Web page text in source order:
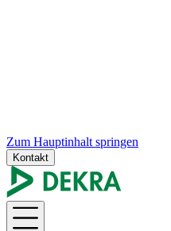
Zum Hauptinhalt springen
Kontakt